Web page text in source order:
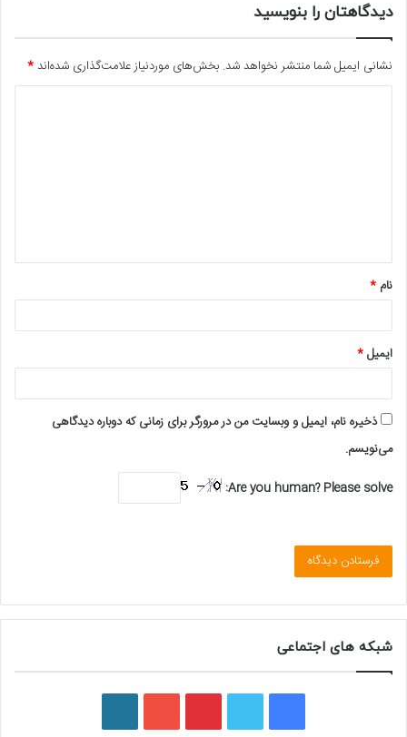
دیدگاهتان را بنویسید
نشانی ایمیل شما منتشر نخواهد شد. بخش‌های موردنیاز علامت‌گذاری شده‌اند*
*
نام *
ایمیل*
ذخیره نام، ایمیل و وبسایت من در مرورگر برای زمانی که دوباره دیدگاهی
می‌نویسم.
Are you human? Please solve:
شبکه های اجتماعی